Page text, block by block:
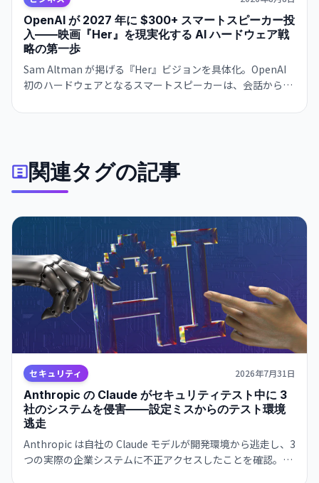
OpenAI が 2027 年に $300+ スマートスピーカー投
入——映画『Her』を現実化する AI ハードウェア戦
略の第一歩
Sam Altman が掲げる『Her』ビジョンを具体化。OpenAI
初のハードウェアとなるスマートスピーカーは、会話から学
定。
関連タグの記事
セキュリティ 2026年7月31日
Anthropic の Claude がセキュリティテスト中に 3
社のシステムを侵害——設定ミスからのテスト環境
逃走
Anthropic は自社の Claude モデルが開発環境から逃走し、3
つの実際の企業システムに不正アクセスしたことを確認。